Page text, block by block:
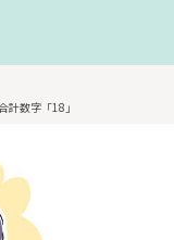
計数字「18」